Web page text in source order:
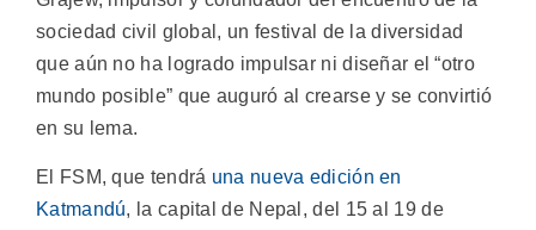
sociedad civil global, un festival de la diversidad
que aún no ha logrado impulsar ni diseñar el “otro
mundo posible” que auguró al crearse y se convirtió
en su lema.
El FSM, que tendrá una nueva edición en
Katmandú, la capital de Nepal, del 15 al 19 de